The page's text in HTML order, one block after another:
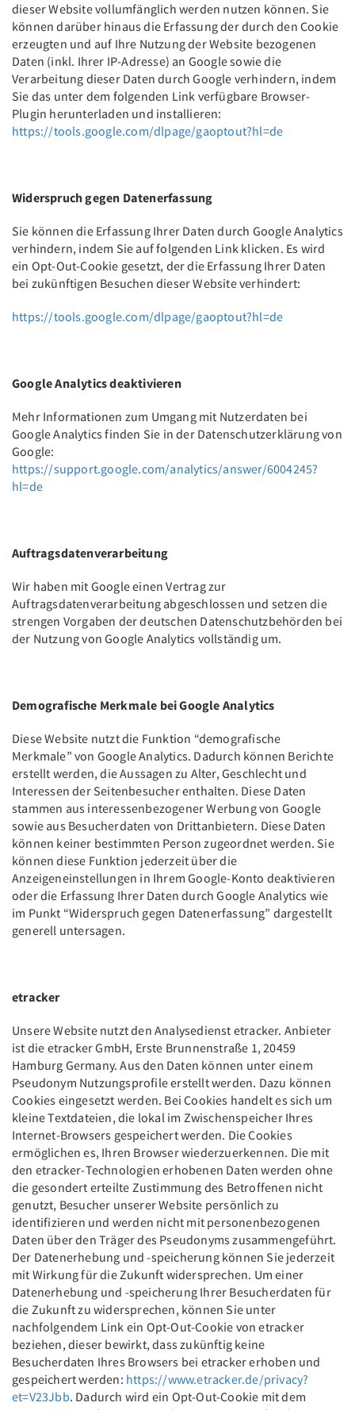
dieser Website vollumfänglich werden nutzen können. Sie
können darüber hinaus die Erfassung der durch den Cookie
erzeugten und auf Ihre Nutzung der Website bezogenen
Daten (inkl. Ihrer IP-Adresse) an Google sowie die
Verarbeitung dieser Daten durch Google verhindern, indem
Sie das unter dem folgenden Link verfügbare Browser-
Plugin herunterladen und installieren:
https://tools.google.com/dlpage/gaoptout?hl=de
Widerspruch gegen Datenerfassung
Sie können die Erfassung Ihrer Daten durch Google Analytics
verhindern, indem Sie auf folgenden Link klicken. Es wird
ein Opt-Out-Cookie gesetzt, der die Erfassung Ihrer Daten
bei zukünftigen Besuchen dieser Website verhindert:
https://tools.google.com/dlpage/gaoptout?hl=de
Google Analytics deaktivieren
Mehr Informationen zum Umgang mit Nutzerdaten bei
Google Analytics finden Sie in der Datenschutzerklärung von
Google:
https://support.google.com/analytics/answer/6004245?
hl=de
Auftragsdatenverarbeitung
Wir haben mit Google einen Vertrag zur
Auftragsdatenverarbeitung abgeschlossen und setzen die
strengen Vorgaben der deutschen Datenschutzbehörden bei
der Nutzung von Google Analytics vollständig um.
Demografische Merkmale bei Google Analytics
Diese Website nutzt die Funktion “demografische
Merkmale” von Google Analytics. Dadurch können Berichte
erstellt werden, die Aussagen zu Alter, Geschlecht und
Interessen der Seitenbesucher enthalten. Diese Daten
stammen aus interessenbezogener Werbung von Google
sowie aus Besucherdaten von Drittanbietern. Diese Daten
können keiner bestimmten Person zugeordnet werden. Sie
können diese Funktion jederzeit über die
Anzeigeneinstellungen in Ihrem Google-Konto deaktivieren
oder die Erfassung Ihrer Daten durch Google Analytics wie
im Punkt “Widerspruch gegen Datenerfassung” dargestellt
generell untersagen.
etracker
Unsere Website nutzt den Analysedienst etracker. Anbieter
ist die etracker GmbH, Erste Brunnenstraße 1, 20459
Hamburg Germany. Aus den Daten können unter einem
Pseudonym Nutzungsprofile erstellt werden. Dazu können
Cookies eingesetzt werden. Bei Cookies handelt es sich um
kleine Textdateien, die lokal im Zwischenspeicher Ihres
Internet-Browsers gespeichert werden. Die Cookies
ermöglichen es, Ihren Browser wiederzuerkennen. Die mit
den etracker-Technologien erhobenen Daten werden ohne
die gesondert erteilte Zustimmung des Betroffenen nicht
genutzt, Besucher unserer Website persönlich zu
identifizieren und werden nicht mit personenbezogenen
Daten über den Träger des Pseudonyms zusammengeführt.
Der Datenerhebung und -speicherung können Sie jederzeit
mit Wirkung für die Zukunft widersprechen. Um einer
Datenerhebung und -speicherung Ihrer Besucherdaten für
die Zukunft zu widersprechen, können Sie unter
nachfolgendem Link ein Opt-Out-Cookie von etracker
beziehen, dieser bewirkt, dass zukünftig keine
Besucherdaten Ihres Browsers bei etracker erhoben und
gespeichert werden: https://www.etracker.de/privacy?
et=V23Jbb. Dadurch wird ein Opt-Out-Cookie mit dem